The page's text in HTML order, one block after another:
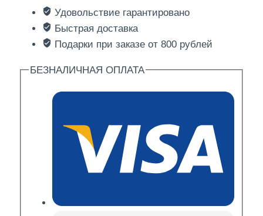
жаренная
1шт
Удовольствие гарантировано
Быстрая доставка
Подарки при заказе от 800 рублей
БЕЗНАЛИЧНАЯ ОПЛАТА